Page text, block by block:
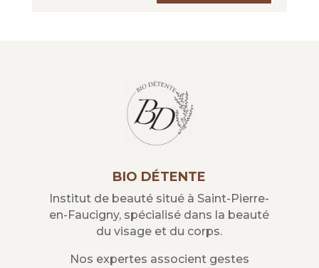
BIO DÉTENTE
Institut de beauté situé à Saint-Pierre-
en-Faucigny, spécialisé dans la beauté
du visage et du corps.
Nos expertes associent gestes